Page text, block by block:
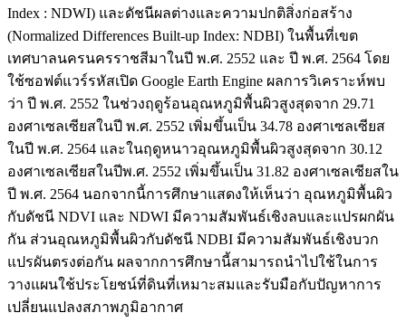
Index : NDWI) และดัชนีผลต่างและความปกติสิ่งก่อสร้าง
(Normalized Differences Built-up Index: NDBI) ในพื้นที่เขต
เทศบาลนครนครราชสีมาในปี พ.ศ. 2552 และ ปี พ.ศ. 2564 โดย
ใช้ซอฟต์แวร์รหัสเปิด Google Earth Engine ผลการวิเคราะห์พบ
ว่า ปี พ.ศ. 2552 ในช่วงฤดูร้อนอุณหภูมิพื้นผิวสูงสุดจาก 29.71
องศาเซลเซียสในปี พ.ศ. 2552 เพิ่มขึ้นเป็น 34.78 องศาเซลเซียส
ในปี พ.ศ. 2564 และในฤดูหนาวอุณหภูมิพื้นผิวสูงสุดจาก 30.12
องศาเซลเซียสในปีพ.ศ. 2552 เพิ่มขึ้นเป็น 31.82 องศาเซลเซียสใน
ปี พ.ศ. 2564 นอกจากนี้การศึกษาแสดงให้เห็นว่า อุณหภูมิพื้นผิว
กับดัชนี NDVI และ NDWI มีความสัมพันธ์เชิงลบและแปรผกผัน
กัน ส่วนอุณหภูมิพื้นผิวกับดัชนี NDBI มีความสัมพันธ์เชิงบวก
แปรผันตรงต่อกัน ผลจากการศึกษานี้สามารถนำไปใช้ในการ
วางแผนใช้ประโยชน์ที่ดินที่เหมาะสมและรับมือกับปัญหาการ
เปลี่ยนแปลงสภาพภูมิอากาศ